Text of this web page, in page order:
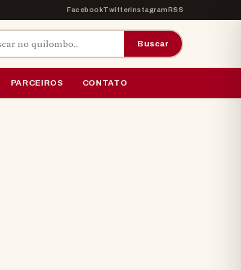
FacebookTwitterInstagramRSS
Buscar
PARCEIROS CONTATO